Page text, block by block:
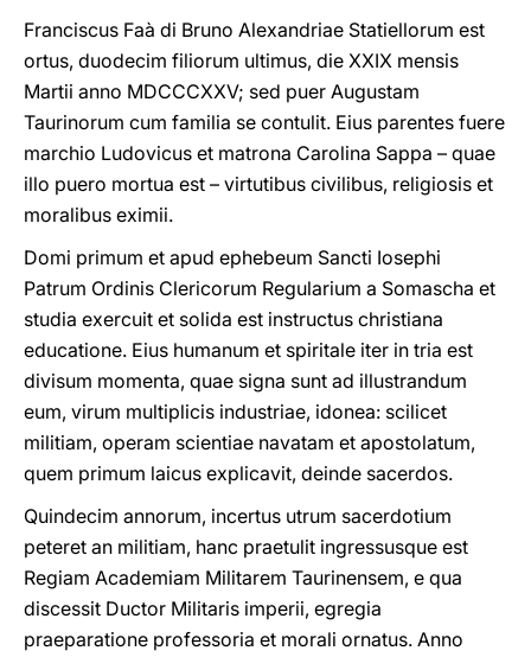
Franciscus Faà di Bruno Alexandriae Statiellorum est
ortus, duodecim filiorum ultimus, die XXIX mensis
Martii anno MDCCCXXV; sed puer Augustam
Taurinorum cum familia se contulit. Eius parentes fuere
marchio Ludovicus et matrona Carolina Sappa – quae
illo puero mortua est – virtutibus civilibus, religiosis et
moralibus eximii.
Domi primum et apud ephebeum Sancti Iosephi
Patrum Ordinis Clericorum Regularium a Somascha et
studia exercuit et solida est instructus christiana
educatione. Eius humanum et spiritale iter in tria est
divisum momenta, quae signa sunt ad illustrandum
eum, virum multiplicis industriae, idonea: scilicet
militiam, operam scientiae navatam et apostolatum,
quem primum laicus explicavit, deinde sacerdos.
Quindecim annorum, incertus utrum sacerdotium
peteret an militiam, hanc praetulit ingressusque est
Regiam Academiam Militarem Taurinensem, e qua
discessit Ductor Militaris imperii, egregia
praeparatione professoria et morali ornatus. Anno